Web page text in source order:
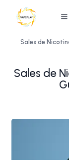
10% OFF primera
día en Santiago
Sales de
Sales de